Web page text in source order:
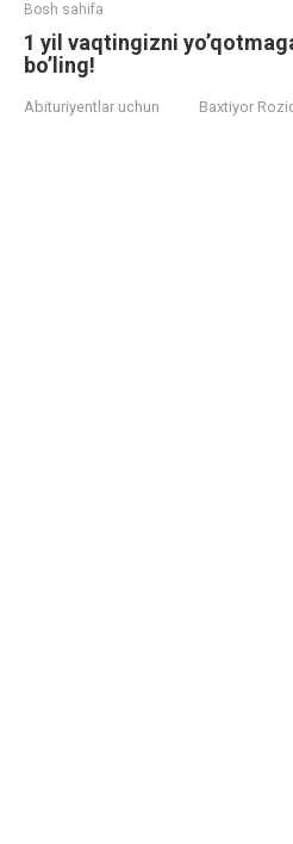
Bosh sahifa
1 yil vaqtingizni
bo’ling!
Abituriyentlar uchun Baxtiyor